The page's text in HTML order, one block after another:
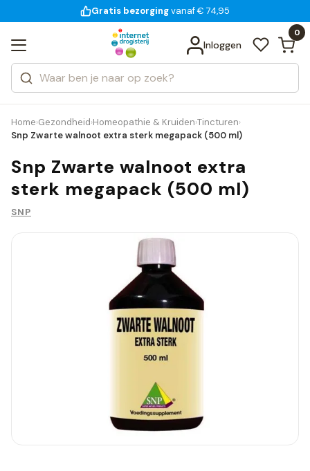
voor 18:00 uur besteld
Gratis bezorging
14 dagen bedenktijd
Inloggen
0
Zoeken
Categorieën
Merken
Bekijk alle resultaten
Home›Gezondheid›Homeopathie & Kruiden›Tincturen›
Snp Zwarte walnoot extra sterk megapack (500 ml)
Snp Zwarte walnoot extra
sterk megapack (500 ml)
SNP